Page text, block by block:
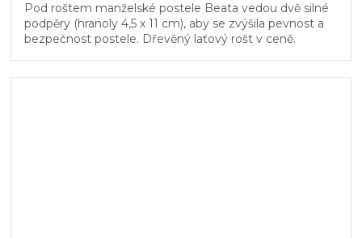
Pod roštem manželské postele Beata vedou dvě silné
podpěry (hranoly 4,5 x 11 cm), aby se zvýšila pevnost a
bezpečnost postele. Dřevěný laťový rošt v ceně.